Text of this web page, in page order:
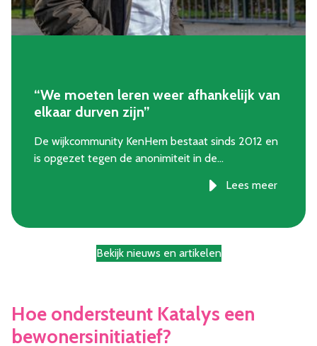
“We moeten leren weer afhankelijk van
elkaar durven zijn”
De wijkcommunity KenHem bestaat sinds 2012 en
is opgezet tegen de anonimiteit in de…
Lees meer
Bekijk nieuws en artikelen
Hoe ondersteunt Katalys een
bewonersinitiatief?